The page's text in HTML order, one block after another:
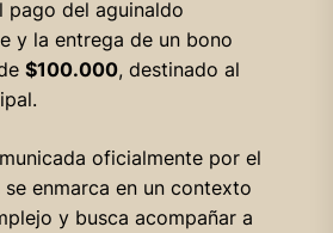
pago del aguinaldo
y la entrega de un bono
$100.000, destinado al
oficialmente por el
enmarca en un contexto
y busca acompañar a